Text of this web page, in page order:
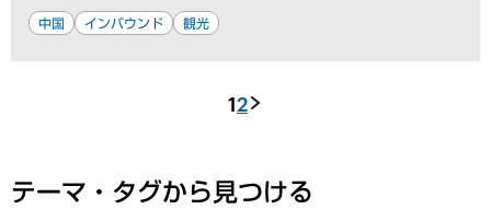
中国 インバウンド 観光
12
テーマ・タグから見つける